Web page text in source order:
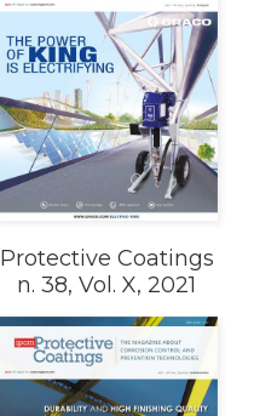
Protective Coatings
n. 38, Vol. X, 2021